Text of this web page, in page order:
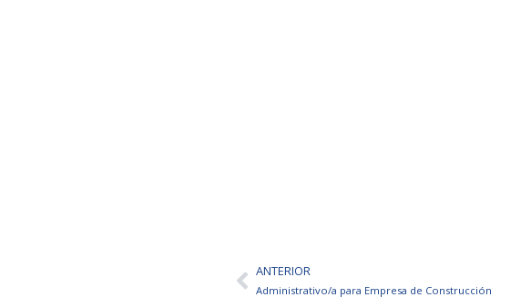
AntANTERIOR
Administrativo/a para Empresa de Construcción